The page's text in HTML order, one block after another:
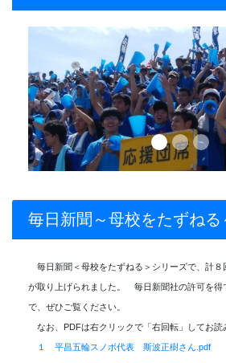
Previous
毎日新聞～母校をたずねる
毎日新聞＜母校をたずねる＞シリーズで、計８
が取り上げられました。 毎日新聞社の許可を得
で、ぜひご覧ください。
なお、PDFは右クリックで「右回転」してお読
１ 平昌五輪スノボ代表 斯波正樹さん.pdf